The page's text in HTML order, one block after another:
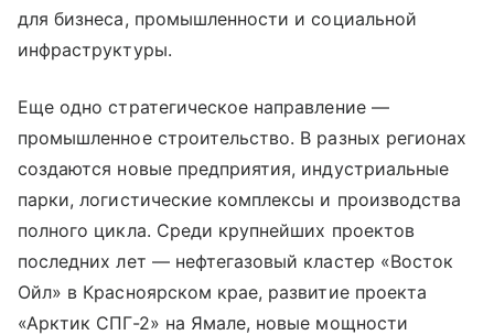
для бизнеса, промышленности и социальной
инфраструктуры.
Еще одно стратегическое направление —
промышленное строительство. В разных регионах
создаются новые предприятия, индустриальные
парки, логистические комплексы и производства
полного цикла. Среди крупнейших проектов
последних лет — нефтегазовый кластер «Восток
Ойл» в Красноярском крае, развитие проекта
«Арктик СПГ-2» на Ямале, новые мощности